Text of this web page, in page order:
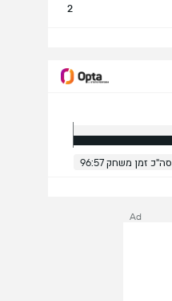
2
סה"כ זמן משחק 96:57
Ad